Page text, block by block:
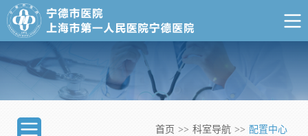
首页 >> 科室导航 >> 配置中心